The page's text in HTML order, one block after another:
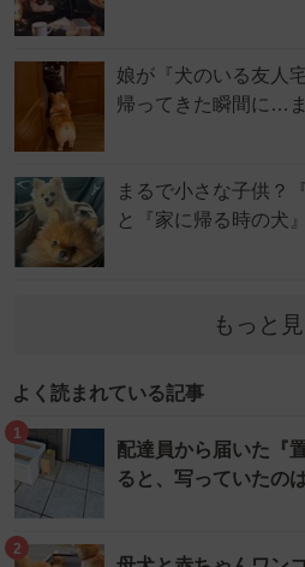
娘が『犬のいる友人
帰ってきた瞬間に…
まるで小さな子供？
と『家に帰る時の犬
もっと
よく読まれている記事
1
配達員から届いた『
ると、写っていたの
2